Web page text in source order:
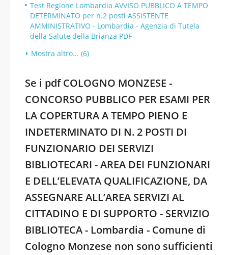
Test Regione Lombardia AVVISO PUBBLICO A TEMPO
DETERMINATO per n.2 posti ASSISTENTE
AMMINISTRATIVO - Lombardia - Agenzia di Tutela
della Salute della Brianza PDF
Mostra altro... (6)
Se i pdf COLOGNO MONZESE -
CONCORSO PUBBLICO PER ESAMI PER
LA COPERTURA A TEMPO PIENO E
INDETERMINATO DI N. 2 POSTI DI
FUNZIONARIO DEI SERVIZI
BIBLIOTECARI - AREA DEI FUNZIONARI
E DELL’ELEVATA QUALIFICAZIONE, DA
ASSEGNARE ALL’AREA SERVIZI AL
CITTADINO E DI SUPPORTO - SERVIZIO
BIBLIOTECA - Lombardia - Comune di
Cologno Monzese non sono sufficienti